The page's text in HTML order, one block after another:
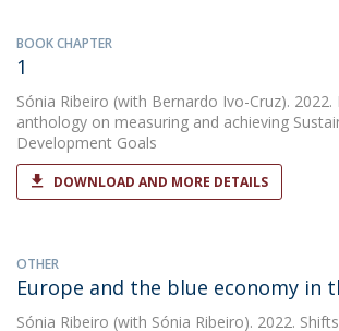
BOOK CHAPTER
1
Sónia Ribeiro (with Bernardo Ivo-Cruz). 2022.
anthology on measuring and achieving
Development Goals
DOWNLOAD AND MORE DETAILS
OTHER
Europe and the blue economy in
Sónia Ribeiro (with Sónia Ribeiro). 2022.